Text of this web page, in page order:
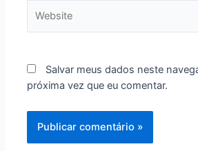
Salvar meus dados neste
próxima vez que eu comentar.